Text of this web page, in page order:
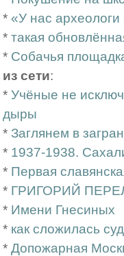
* «У нас археологи
* такая
* Собачья
из сети:
* Учёные не
дыры
* Заглянем в
* 1937-1938.
* Первая
* ГРИГОРИЙ
* Имени Гнесиных
* как сложилась
* Допожарная